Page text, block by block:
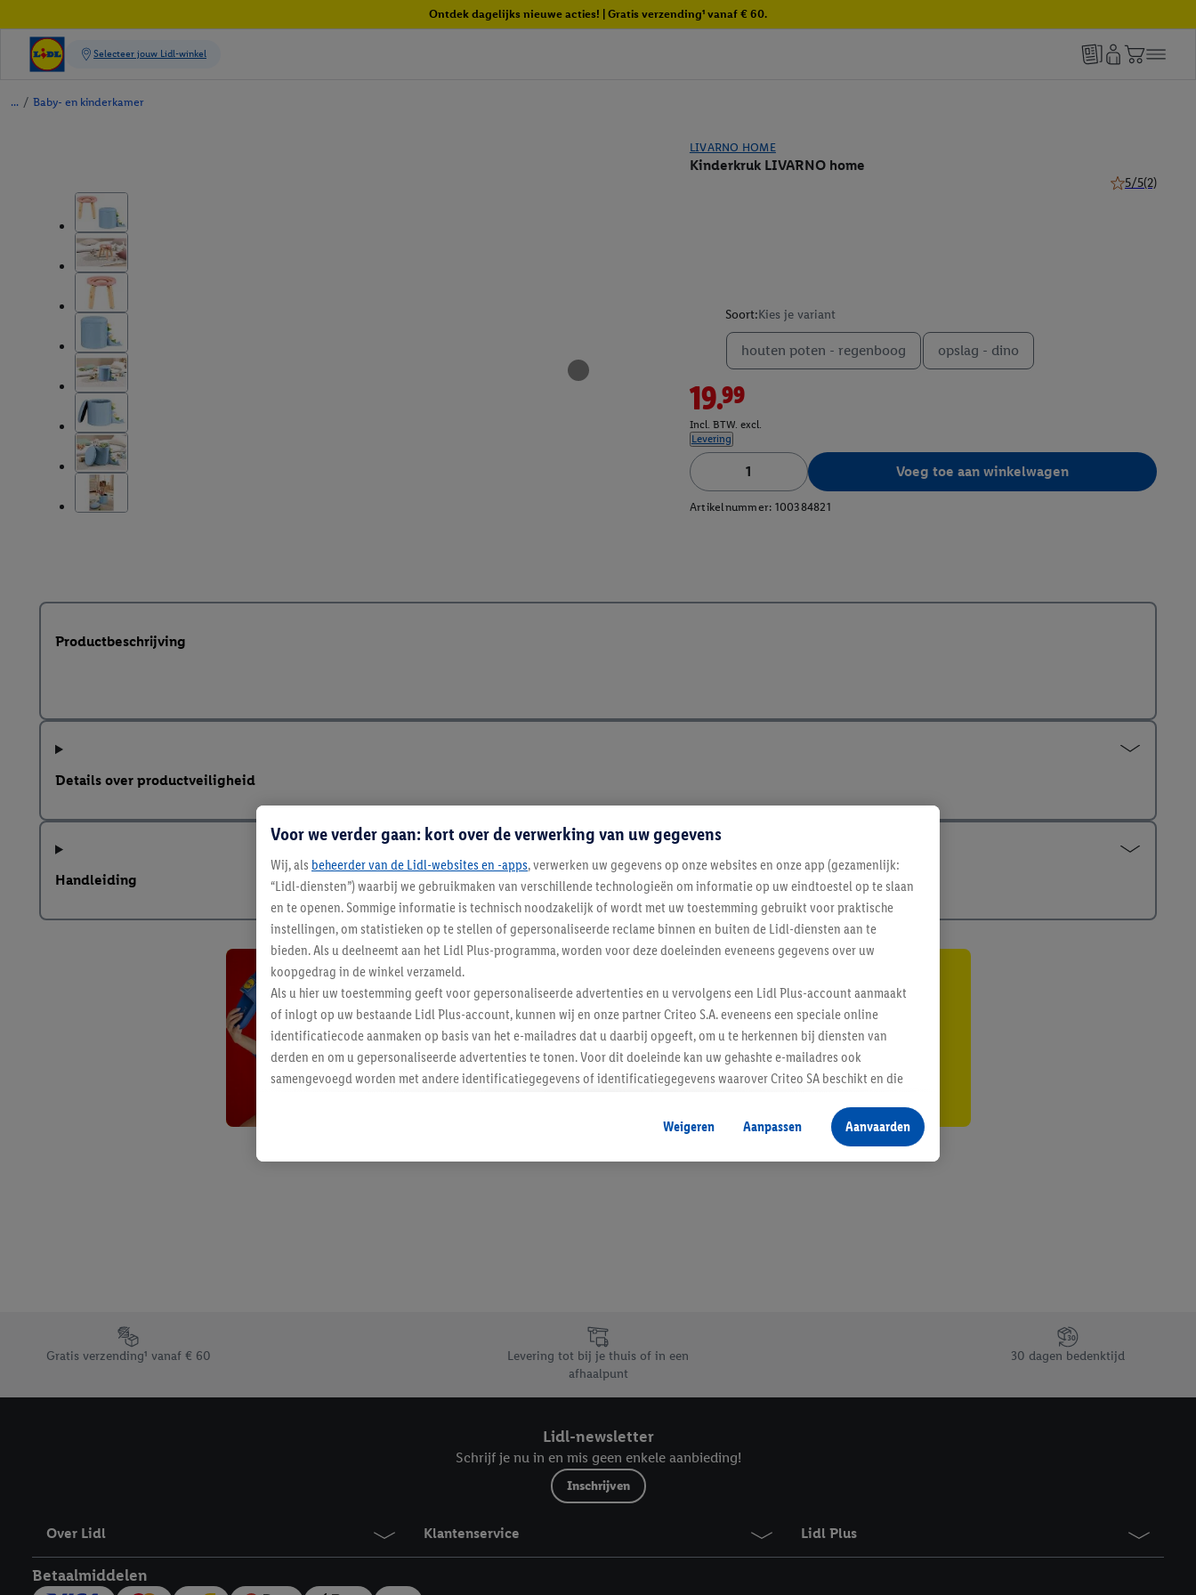
Ontdek dagelijks nieuwe acties! | Gratis verzending¹ vanaf € 60.
/ Baby- en kinderkamer
LIVARNO HOME
Kinderkruk LIVARNO home
5/5(2)
Soort:Kies je variant
houten poten - regenboog opslag - dino
19.99
Incl. BTW. excl.
Levering
Voeg toe aan winkelwagen
Artikelnummer: 100384821
Productbeschrijving
Details over productveiligheid
Handleiding
Blijf op de hoogte
Schrijf je in op de newsletter
Inschrijven
Footerelement met de verschillende USPs van Lidl.be
Gratis verzending¹ vanaf € 60
Levering tot bij je thuis of in een
afhaalpunt
30 dagen bedenktijd
Lidl-newsletter
Schrijf je nu in en mis geen enkele aanbieding!
Inschrijven
Over Lidl Klantenservice Lidl Plus
Betaalmiddelen
Voor we verder gaan: kort over de verwerking van uw gegevens
Wij, als beheerder van de Lidl-websites en -apps, verwerken uw gegevens op onze websites en onze app (gezamenlijk:
“Lidl-diensten”) waarbij we gebruikmaken van verschillende technologieën om informatie op uw eindtoestel op te slaan
en te openen. Sommige informatie is technisch noodzakelijk of wordt met uw toestemming gebruikt voor praktische
instellingen, om statistieken op te stellen of gepersonaliseerde reclame binnen en buiten de Lidl-diensten aan te
bieden. Als u deelneemt aan het Lidl Plus-programma, worden voor deze doeleinden eveneens gegevens over uw
koopgedrag in de winkel verzameld.
Als u hier uw toestemming geeft voor gepersonaliseerde advertenties en u vervolgens een Lidl Plus-account aanmaakt
of inlogt op uw bestaande Lidl Plus-account, kunnen wij en onze partner Criteo S.A. eveneens een speciale online
identificatiecode aanmaken op basis van het e-mailadres dat u daarbij opgeeft, om u te herkennen bij diensten van
derden en om u gepersonaliseerde advertenties te tonen. Voor dit doeleinde kan uw gehashte e-mailadres ook
samengevoegd worden met andere identificatiegegevens of identificatiegegevens waarover Criteo SA beschikt en die
Als u hiermee akkoord gaat, kunnen advertenties in het kader van retargeting, d.w.z. advertenties voor producten waarin
u interesse hebt getoond (bijvoorbeeld door het product in de webshop aan uw winkelmandje toe te voegen, maar het
niet te kopen), ook op verschillende apparaten en verschillende Lidl-diensten worden weergegeven als er met behulp
Weigeren Aanpassen Aanvaarden